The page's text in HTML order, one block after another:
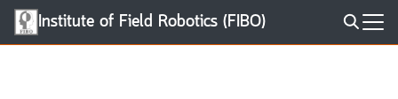
Skip
Institute of Field Robotics (FIBO)